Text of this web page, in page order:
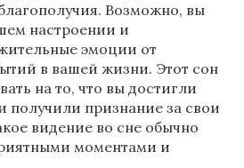
Возможно, вы
настроении и
эмоции от
в вашей жизни. Этот сон
на то, что вы достигли
получили признание за свои
видение во сне обычно
моментами и